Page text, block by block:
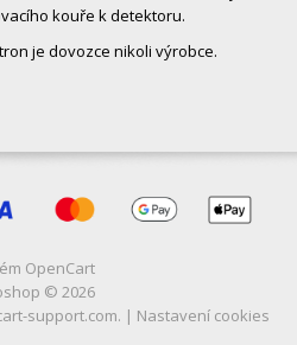
kouře k detektoru.
je dovozce nikoli výrobce.
OpenCart
© 2026
support.com. | Nastavení cookies